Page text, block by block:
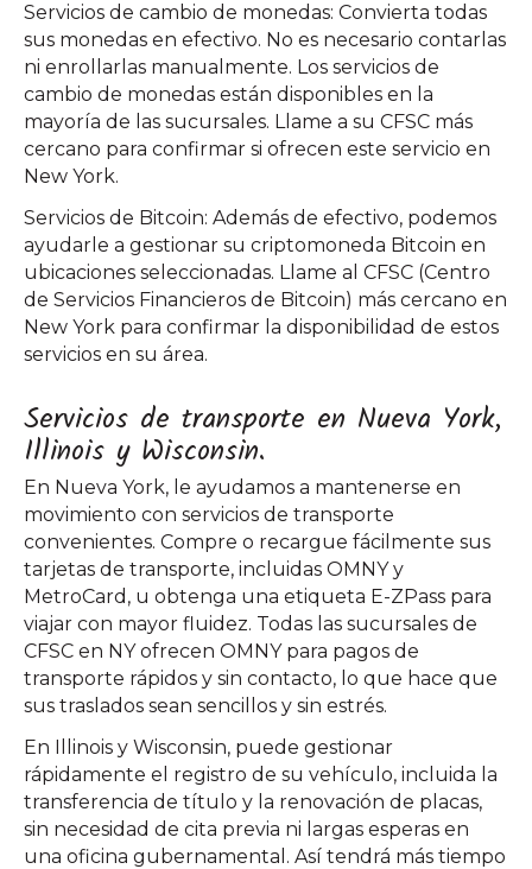
Servicios de cambio de monedas: Convierta todas
sus monedas en efectivo. No es necesario contarlas
ni enrollarlas manualmente. Los servicios de
cambio de monedas están disponibles en la
mayoría de las sucursales. Llame a su CFSC más
cercano para confirmar si ofrecen este servicio en
New York.
Servicios de Bitcoin: Además de efectivo, podemos
ayudarle a gestionar su criptomoneda Bitcoin en
ubicaciones seleccionadas. Llame al CFSC (Centro
de Servicios Financieros de Bitcoin) más cercano en
New York para confirmar la disponibilidad de estos
servicios en su área.
Servicios de transporte en Nueva York,
Illinois y Wisconsin.
En Nueva York, le ayudamos a mantenerse en
movimiento con servicios de transporte
convenientes. Compre o recargue fácilmente sus
tarjetas de transporte, incluidas OMNY y
MetroCard, u obtenga una etiqueta E-ZPass para
viajar con mayor fluidez. Todas las sucursales de
CFSC en NY ofrecen OMNY para pagos de
transporte rápidos y sin contacto, lo que hace que
sus traslados sean sencillos y sin estrés.
En Illinois y Wisconsin, puede gestionar
rápidamente el registro de su vehículo, incluida la
transferencia de título y la renovación de placas,
sin necesidad de cita previa ni largas esperas en
una oficina gubernamental. Así tendrá más tiempo